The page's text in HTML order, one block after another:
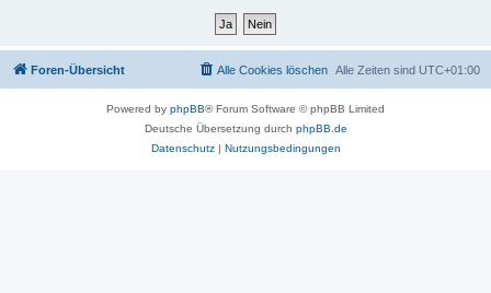
Foren-Übersicht Alle Zeiten sind UTC+01:00
Alle Cookies löschen
Powered by phpBB® Forum Software © phpBB Limited
Deutsche Übersetzung durch phpBB.de
Datenschutz| Nutzungsbedingungen